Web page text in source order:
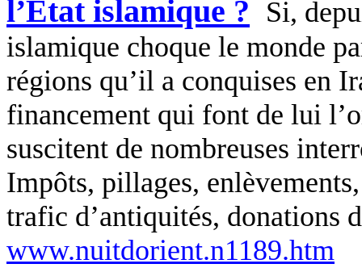
l’État islamique ? Si,
islamique choque le monde
régions qu’il a conquises en
financement qui font de lui
suscitent de nombreuses
Impôts, pillages,
trafic d’antiquités, donations
www.nuitdorient.n1189.htm